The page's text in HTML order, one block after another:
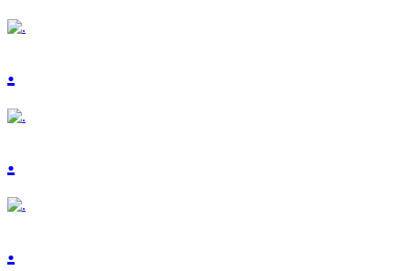
.
.
.